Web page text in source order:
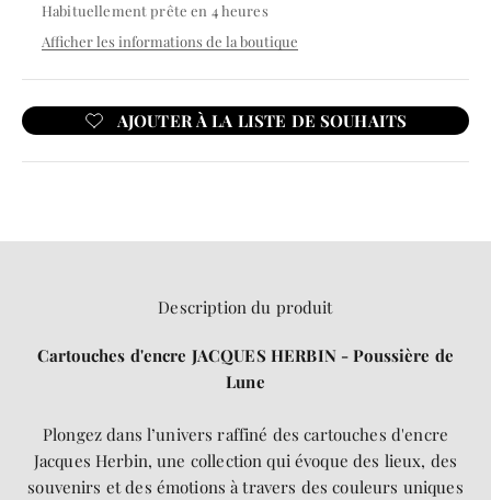
Habituellement prête en 4 heures
Afficher les informations de la boutique
Description du produit
Cartouches d'encre JACQUES HERBIN - Poussière de
Lune
Plongez dans l’univers raffiné des cartouches d'encre
Jacques Herbin, une collection qui évoque des lieux, des
souvenirs et des émotions à travers des couleurs uniques